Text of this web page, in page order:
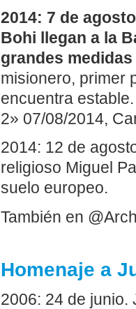
2014: 7 de
Bohi llegan a la
grandes
misionero, primer
encuentra
2» 07/08/2014,
2014: 12 de
religioso Miguel
suelo europeo.
También en
Homenaje a
2006: 24 de junio.